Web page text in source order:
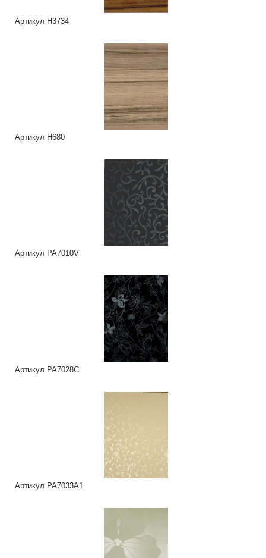
Артикул H3734
Артикул H680
Артикул PA7010V
Артикул PA7028C
Артикул PA7033A1